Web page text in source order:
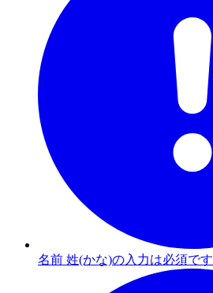
名前 姓(かな)の入力は必須です